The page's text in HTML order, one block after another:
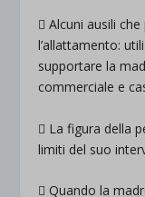
 Alcuni ausili
l’allattamento:
supportare la
commerciale e
 La figura della
limiti del suo
 Quando la